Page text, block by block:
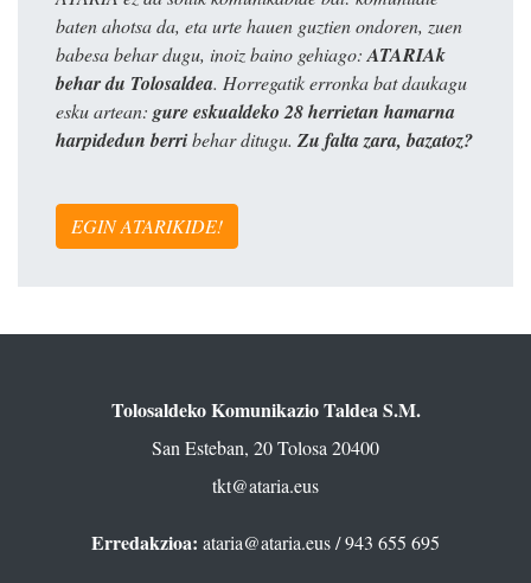
baten ahotsa da, eta urte hauen guztien ondoren, zuen
babesa behar dugu, inoiz baino gehiago: ATARIAk
behar du Tolosaldea. Horregatik erronka bat daukagu
esku artean: gure eskualdeko 28 herrietan hamarna
harpidedun berribehar ditugu. Zu falta zara, bazatoz?
EGIN ATARIKIDE!
Tolosaldeko Komunikazio Taldea S.M.
San Esteban, 20 Tolosa 20400
tkt@ataria.eus
Erredakzioa: ataria@ataria.eus/ 943 655 695